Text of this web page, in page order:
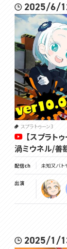
2025/6/
スプラトゥーン3
【スプラト
渦ミウネル/善
配信ch 未知又バト
出演
2025/1/